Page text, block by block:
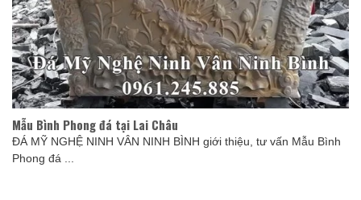
Mẫu Bình Phong đá tại Lai Châu
ĐÁ MỸ NGHỆ NINH VÂN NINH BÌNH giới thiệu, tư vấn Mẫu Bình
Phong đá ...